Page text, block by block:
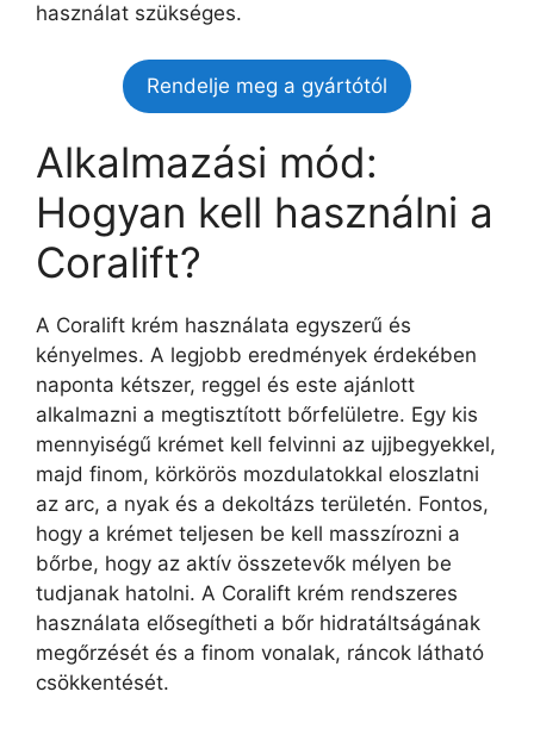
használat szükséges.
Rendelje meg a gyártótól
Alkalmazási mód:
Hogyan kell használni a
Coralift?
A Coralift krém használata egyszerű és
kényelmes. A legjobb eredmények érdekében
naponta kétszer, reggel és este ajánlott
alkalmazni a megtisztított bőrfelületre. Egy kis
mennyiségű krémet kell felvinni az ujjbegyekkel,
majd finom, körkörös mozdulatokkal eloszlatni
az arc, a nyak és a dekoltázs területén. Fontos,
hogy a krémet teljesen be kell masszírozni a
bőrbe, hogy az aktív összetevők mélyen be
tudjanak hatolni. A Coralift krém rendszeres
használata elősegítheti a bőr hidratáltságának
megőrzését és a finom vonalak, ráncok látható
csökkentését.